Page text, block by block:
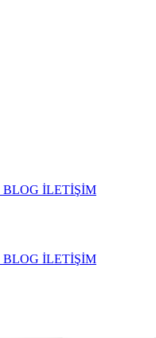
BLOG İLETİŞİM
BLOG İLETİŞİM